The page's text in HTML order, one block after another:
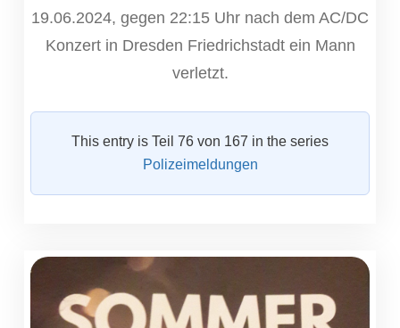
19.06.2024, gegen 22:15 Uhr nach dem AC/DC
Konzert in Dresden Friedrichstadt ein Mann
verletzt.
This entry is Teil 76 von 167 in the series
Polizeimeldungen